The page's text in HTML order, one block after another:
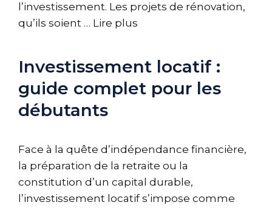
l’investissement. Les projets de rénovation,
qu’ils soient … Lire plus
Investissement locatif :
guide complet pour les
débutants
Face à la quête d’indépendance financière,
la préparation de la retraite ou la
constitution d’un capital durable,
l’investissement locatif s’impose comme